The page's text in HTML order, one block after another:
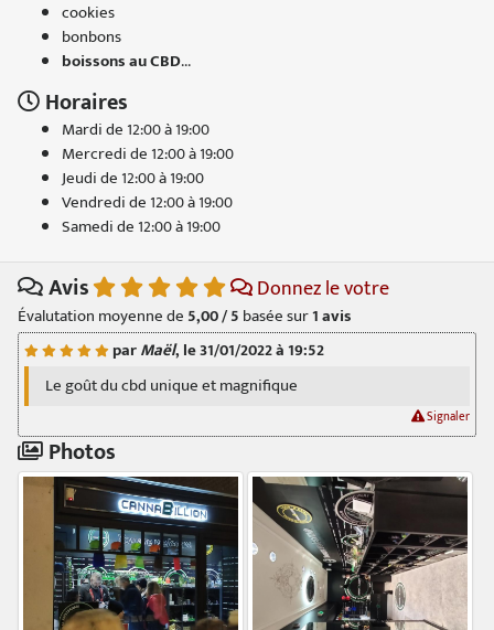
cookies
bonbons
boissons au CBD...
Horaires
Mardi de 12:00 à 19:00
Mercredi de 12:00 à 19:00
Jeudi de 12:00 à 19:00
Vendredi de 12:00 à 19:00
Samedi de 12:00 à 19:00
Avis Donnez le votre
Évalutation moyenne de 5,00 / 5 basée sur1avis
parMaël, le 31/01/2022 à 19:52
Le goût du cbd unique et magnifique
Signaler
Photos